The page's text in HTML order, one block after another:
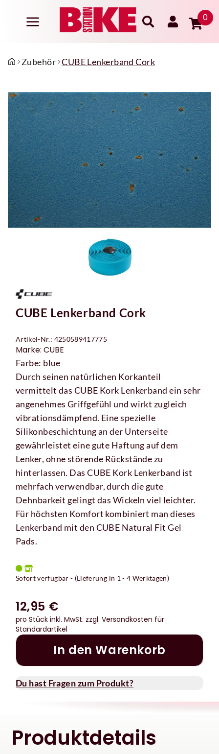
0
Zubehör CUBE Lenkerband Cork
CUBE Lenkerband Cork
Artikel-Nr.: 4250589417775
Marke: CUBE
Farbe: blue
Durch seinen natürlichen Korkanteil
vermittelt das CUBE Kork Lenkerband ein sehr
angenehmes Griffgefühl und wirkt zugleich
vibrationsdämpfend. Eine spezielle
Silikonbeschichtung an der Unterseite
gewährleistet eine gute Haftung auf dem
Lenker, ohne störende Rückstände zu
hinterlassen. Das CUBE Kork Lenkerband ist
mehrfach verwendbar, durch die gute
Dehnbarkeit gelingt das Wickeln viel leichter.
Für höchsten Komfort kombiniert man dieses
Lenkerband mit den CUBE Natural Fit Gel
Pads.
Sofort verfügbar - (Lieferung in 1 - 4 Werktagen)
12,95 €
pro Stück inkl. MwSt. zzgl. Versandkosten für
Standardartikel
In den Warenkorb
Du hast Fragen zum Produkt?
Produktdetails